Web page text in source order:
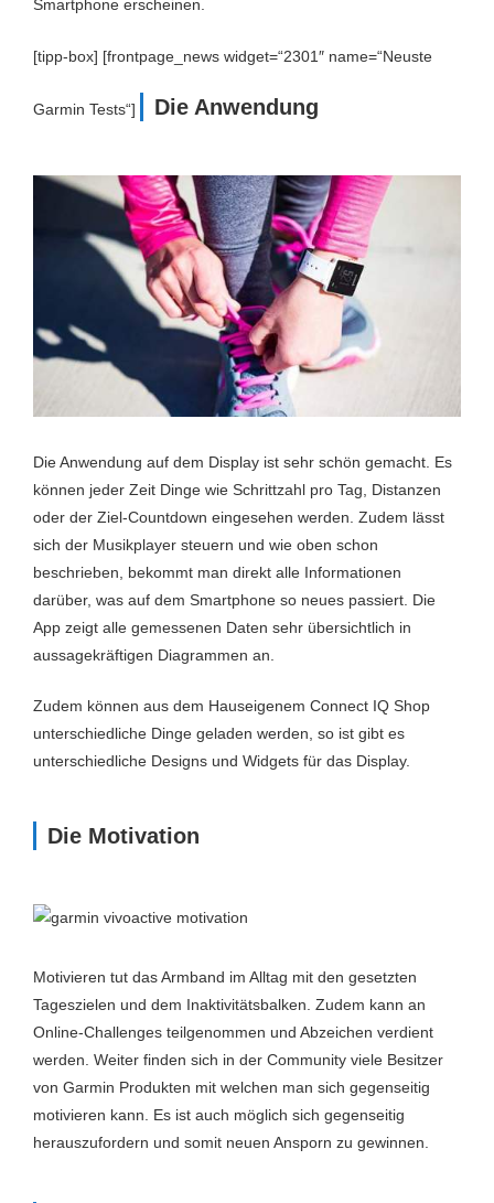
Smartphone erscheinen.
[tipp-box] [frontpage_news widget=“2301″ name=“Neuste
Garmin Tests“] Die Anwendung
Die Anwendung auf dem Display ist sehr schön gemacht. Es
können jeder Zeit Dinge wie Schrittzahl pro Tag, Distanzen
oder der Ziel-Countdown eingesehen werden. Zudem lässt
sich der Musikplayer steuern und wie oben schon
beschrieben, bekommt man direkt alle Informationen
darüber, was auf dem Smartphone so neues passiert. Die
App zeigt alle gemessenen Daten sehr übersichtlich in
aussagekräftigen Diagrammen an.
Zudem können aus dem Hauseigenem Connect IQ Shop
unterschiedliche Dinge geladen werden, so ist gibt es
unterschiedliche Designs und Widgets für das Display.
Die Motivation
Motivieren tut das Armband im Alltag mit den gesetzten
Tageszielen und dem Inaktivitätsbalken. Zudem kann an
Online-Challenges teilgenommen und Abzeichen verdient
werden. Weiter finden sich in der Community viele Besitzer
von Garmin Produkten mit welchen man sich gegenseitig
motivieren kann. Es ist auch möglich sich gegenseitig
herauszufordern und somit neuen Ansporn zu gewinnen.